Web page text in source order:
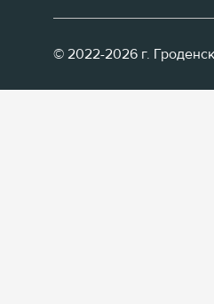
© 2022-2026 г.